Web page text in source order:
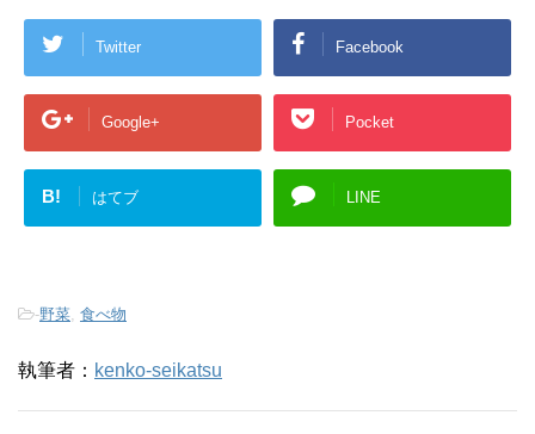
Twitter Facebook
Google+ Pocket
B! はてブ LINE
-野菜 食べ物
執筆者： kenko-seikatsu